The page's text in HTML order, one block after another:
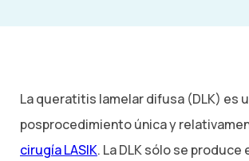
La queratitis lamelar difusa (DLK) es
posprocedimiento única y
cirugía LASIK. La DLK sólo se produce